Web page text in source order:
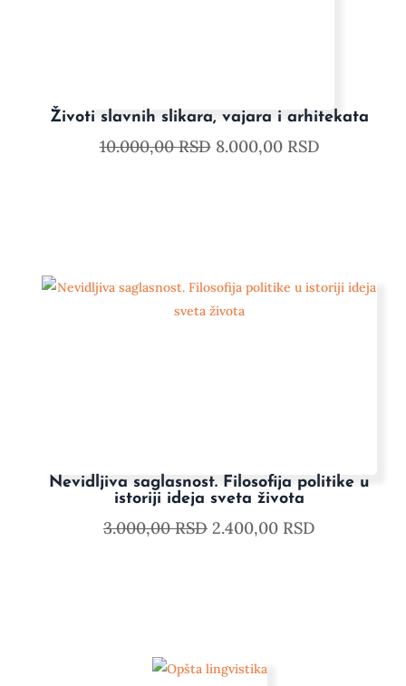
Životi slavnih slikara, vajara i arhitekata
10.000,00RSD 8.000,00 RSD
Nevidljiva saglasnost. Filosofija politike u
istoriji ideja sveta života
3.000,00RSD 2.400,00 RSD